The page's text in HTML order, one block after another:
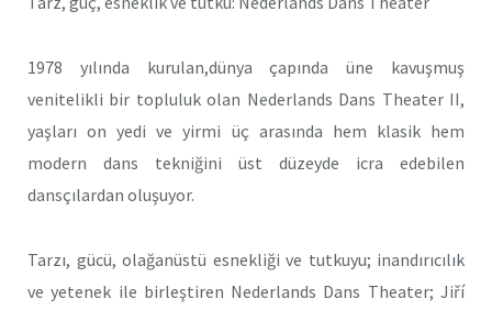
1978 yılında kurulan,dünya çapında üne kavuşmuş
venitelikli bir topluluk olan Nederlands Dans Theater II,
yaşları on yedi ve yirmi üç arasında hem klasik hem
modern dans tekniğini üst düzeyde icra edebilen
dansçılardan oluşuyor.
Tarzı, gücü, olağanüstü esnekliği ve tutkuyu; inandırıcılık
ve yetenek ile birleştiren Nederlands Dans Theater; Jiří